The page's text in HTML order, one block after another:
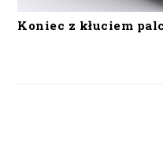
Koniec z kłuciem